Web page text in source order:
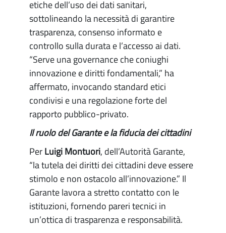
etiche dell’uso dei dati sanitari,
sottolineando la necessità di garantire
trasparenza, consenso informato e
controllo sulla durata e l’accesso ai dati.
“Serve una governance che coniughi
innovazione e diritti fondamentali,” ha
affermato, invocando standard etici
condivisi e una regolazione forte del
rapporto pubblico-privato.
Il ruolo del Garante e la fiducia dei cittadini
PerLuigi Montuori, dell’Autorità Garante,
“la tutela dei diritti dei cittadini deve essere
stimolo e non ostacolo all’innovazione.” Il
Garante lavora a stretto contatto con le
istituzioni, fornendo pareri tecnici in
un’ottica di trasparenza e responsabilità.